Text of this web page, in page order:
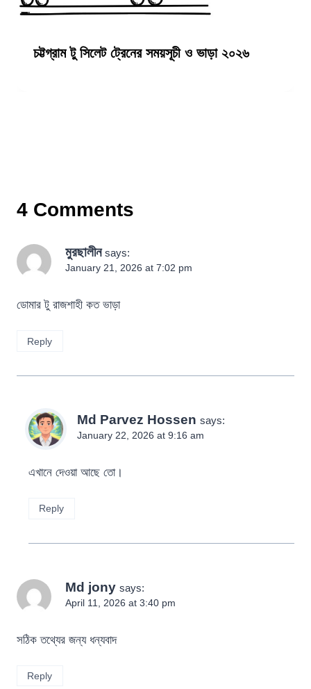
চট্টগ্রাম টু সিলেট ট্রেনের সময়সূচী ও ভাড়া ২০২৬
4 Comments
মুরছালীন says:
January 21, 2026 at 7:02 pm
ডোমার টু রাজশাহী কত ভাড়া
Reply
Md Parvez Hossen says:
January 22, 2026 at 9:16 am
এখানে দেওয়া আছে তো।
Reply
Md jony says:
April 11, 2026 at 3:40 pm
সঠিক তথ্যের জন্য ধন্যবাদ
Reply